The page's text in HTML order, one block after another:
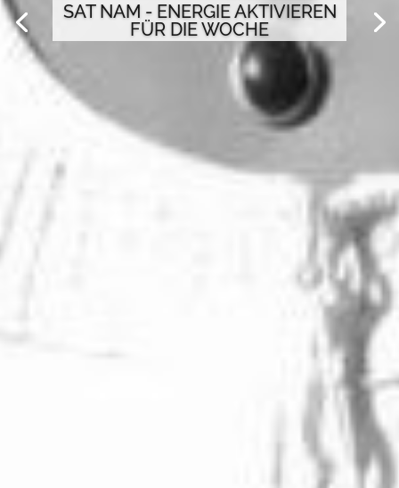
SAT NAM - ENERGIE AKTIVIEREN
FÜR DIE WOCHE